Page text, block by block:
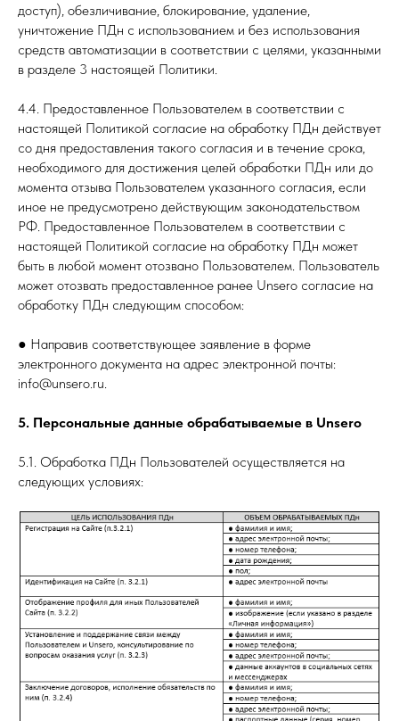
доступ), обезличивание, блокирование, удаление,
уничтожение ПДн с использованием и без использования
средств автоматизации в соответствии с целями, указанными
в разделе 3 настоящей Политики.
4.4. Предоставленное Пользователем в соответствии с
настоящей Политикой согласие на обработку ПДн действует
со дня предоставления такого согласия и в течение срока,
необходимого для достижения целей обработки ПДн или до
момента отзыва Пользователем указанного согласия, если
иное не предусмотрено действующим законодательством
РФ. Предоставленное Пользователем в соответствии с
настоящей Политикой согласие на обработку ПДн может
быть в любой момент отозвано Пользователем. Пользователь
может отозвать предоставленное ранее Unsero согласие на
обработку ПДн следующим способом:
● Направив соответствующее заявление в форме
электронного документа на адрес электронной почты:
info@unsero.ru.
5. Персональные данные обрабатываемые в Unsero
5.1. Обработка ПДн Пользователей осуществляется на
следующих условиях: